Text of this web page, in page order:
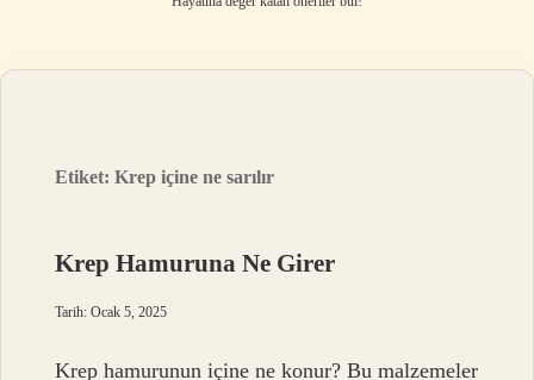
Etiket:Krep içine ne sarılır
Krep Hamuruna Ne Girer
Tarih: Ocak 5, 2025
Krep hamurunun içine ne konur? Bu malzemeler